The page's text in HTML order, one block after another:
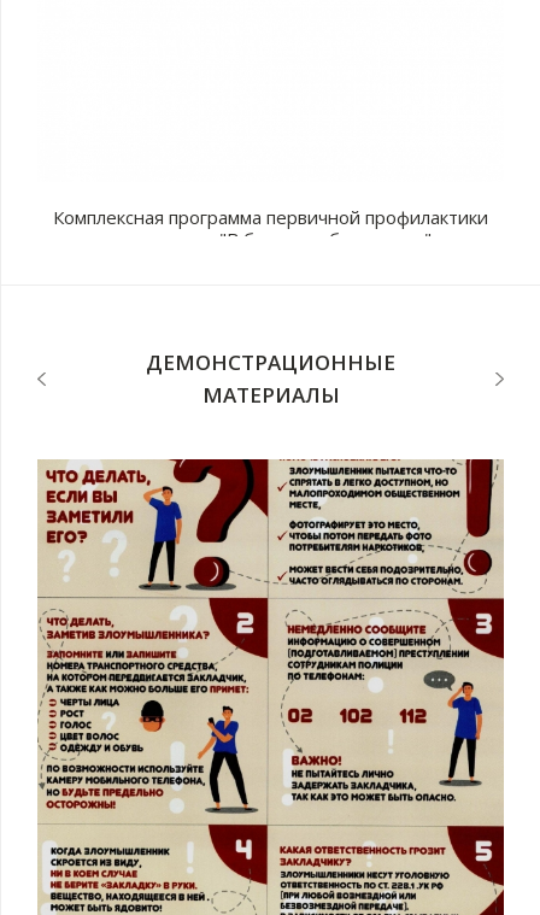
Комплексная программа первичной профилактики
наркомании "В будущее без рисков"
ДЕМОНСТРАЦИОННЫЕ
МАТЕРИАЛЫ